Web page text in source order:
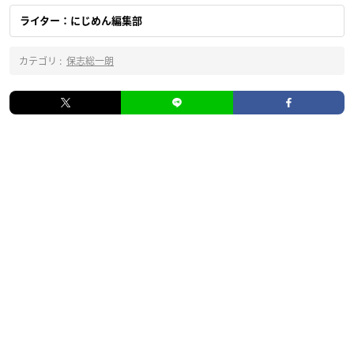
ライター：にじめん編集部
カテゴリ : 保志総一朗